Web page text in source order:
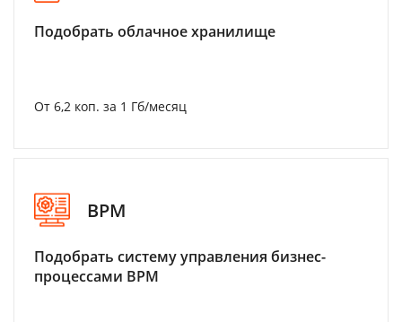
Подобрать облачное хранилище
От 6,2 коп. за 1 Гб/месяц
BPM
Подобрать систему управления бизнес-
процессами BPM